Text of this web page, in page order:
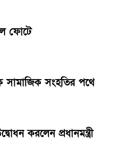
ফোটে
সংহতির পথে
করলেন প্রধানমন্ত্রী